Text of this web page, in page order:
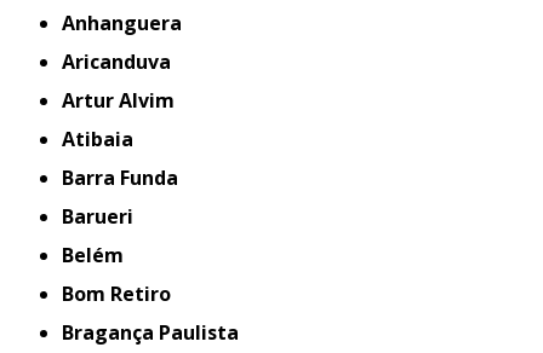
Anhanguera
Aricanduva
Artur Alvim
Atibaia
Barra Funda
Barueri
Belém
Bom Retiro
Bragança Paulista